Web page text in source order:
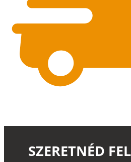
SZERETNÉD